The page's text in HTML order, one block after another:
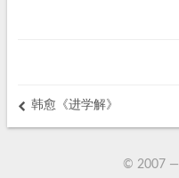
韩愈《进学解》
© 2007 —